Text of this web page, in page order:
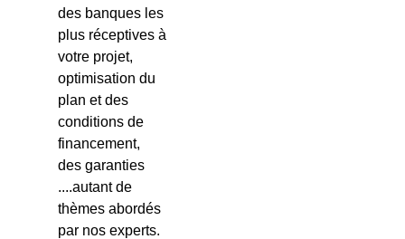
des banques les
plus réceptives à
votre projet,
optimisation du
plan et des
conditions de
financement,
des garanties
....autant de
thèmes abordés
par nos experts.